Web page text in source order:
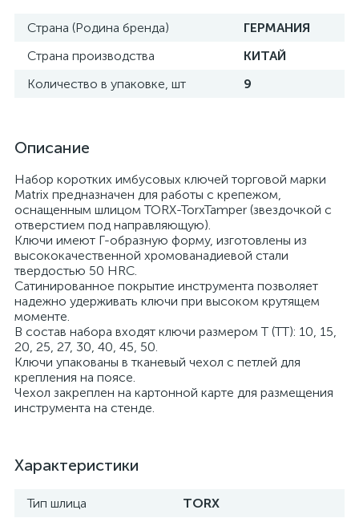
Страна (Родина бренда)
ГЕРМАНИЯ
Страна производства
КИТАЙ
Количество в упаковке, шт
9
Описание
Набор коротких имбусовых ключей торговой марки
Matrix предназначен для работы с крепежом,
оснащенным шлицом TORX-TorxTamper (звездочкой с
отверстием под направляющую).
Ключи имеют Г-образную форму, изготовлены из
высококачественной хромованадиевой стали
твердостью 50 HRС.
Сатинированное покрытие инструмента позволяет
надежно удерживать ключи при высоком крутящем
моменте.
В состав набора входят ключи размером Т (ТТ): 10, 15,
20, 25, 27, 30, 40, 45, 50.
Ключи упакованы в тканевый чехол с петлей для
крепления на поясе.
Чехол закреплен на картонной карте для размещения
инструмента на стенде.
Характеристики
Тип шлица TORX